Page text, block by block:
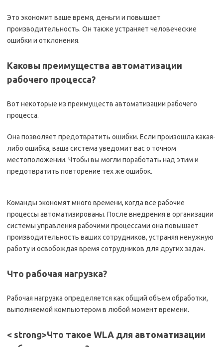
Это экономит ваше время, деньги и повышает
производительность. Он также устраняет человеческие
ошибки и отклонения.
Каковы преимущества автоматизации
рабочего процесса?
Вот некоторые из преимуществ автоматизации рабочего
процесса.
Она позволяет предотвратить ошибки. Если произошла какая-
либо ошибка, ваша система уведомит вас о точном
местоположении. Чтобы вы могли поработать над этим и
предотвратить повторение тех же ошибок.
Команды экономят много времени, когда все рабочие
процессы автоматизированы. После внедрения в организации
системы управления рабочими процессами она повышает
производительность ваших сотрудников, устраняя ненужную
работу и освобождая время сотрудников для других задач.
Что рабочая нагрузка?
Рабочая нагрузка определяется как общий объем обработки,
выполняемой компьютером в любой момент времени.
< strong>Что такое WLA для автоматизации